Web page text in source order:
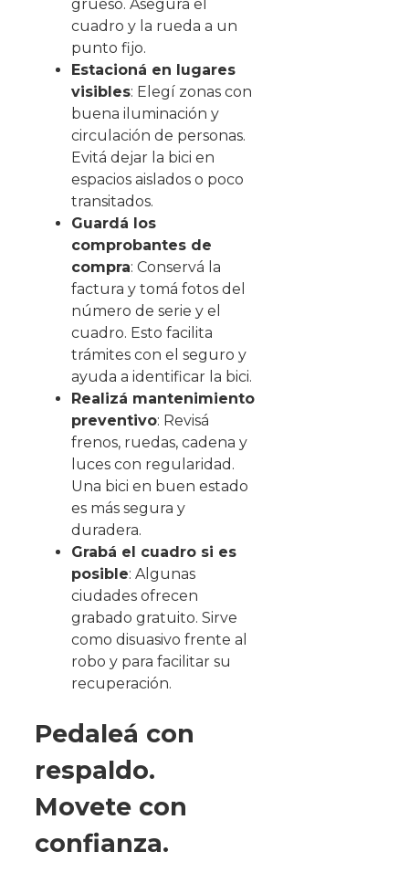
grueso. Asegurá el
cuadro y la rueda a un
punto fijo.
Estacioná en lugares
visibles: Elegí zonas con
buena iluminación y
circulación de personas.
Evitá dejar la bici en
espacios aislados o poco
transitados.
Guardá los
comprobantes de
compra: Conservá la
factura y tomá fotos del
número de serie y el
cuadro. Esto facilita
trámites con el seguro y
ayuda a identificar la bici.
Realizá mantenimiento
preventivo: Revisá
frenos, ruedas, cadena y
luces con regularidad.
Una bici en buen estado
es más segura y
duradera.
Grabá el cuadro si es
posible: Algunas
ciudades ofrecen
grabado gratuito. Sirve
como disuasivo frente al
robo y para facilitar su
recuperación.
Pedaleá con
respaldo.
Movete con
confianza.